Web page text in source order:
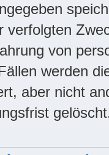
verfolgten
von
werden
aber nicht